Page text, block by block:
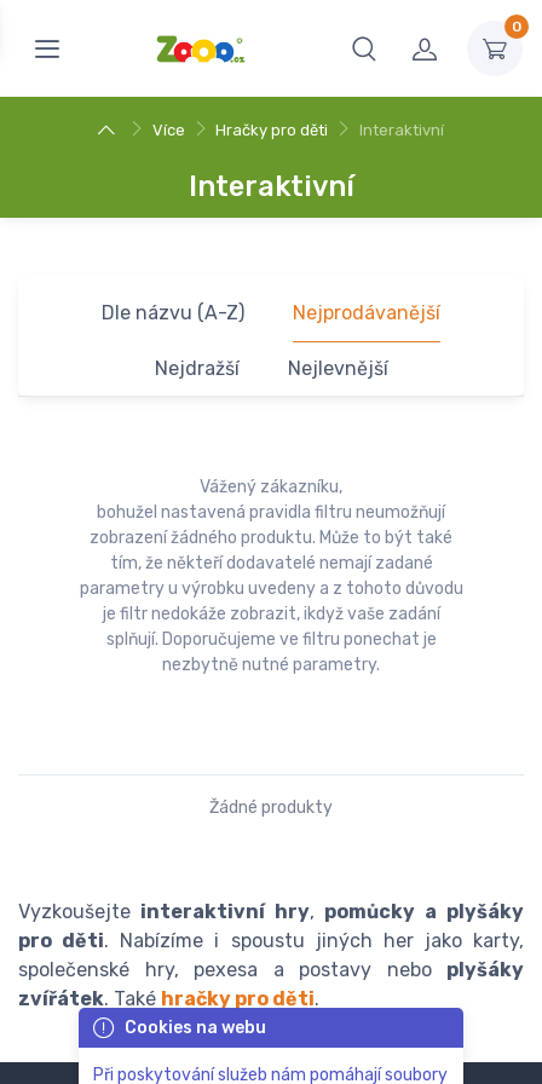
0
Více Hračky pro děti Interaktivní
Interaktivní
Dle názvu (A-Z) Nejprodávanější
Nejdražší Nejlevnější
Vážený zákazníku,
bohužel nastavená pravidla filtru neumožňují
zobrazení žádného produktu. Může to být také
tím, že někteří dodavatelé nemají zadané
parametry u výrobku uvedeny a z tohoto důvodu
je filtr nedokáže zobrazit, ikdyž vaše zadání
splňují. Doporučujeme ve filtru ponechat je
nezbytně nutné parametry.
Žádné produkty
Vyzkoušejte interaktivní hry, pomůcky a plyšáky
pro děti. Nabízíme i spoustu jiných her jako karty,
společenské hry, pexesa a postavy nebo plyšáky
zvířátek. Také hračky pro děti.
Cookies na webu
Při poskytování služeb nám pomáhají soubory